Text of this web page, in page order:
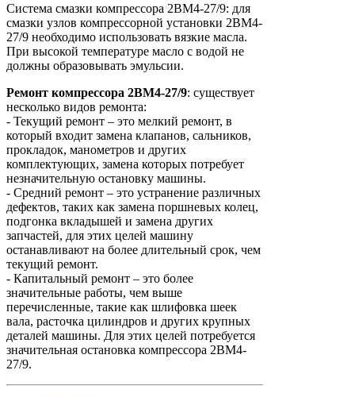
Система смазки компрессора 2ВМ4-27/9: для
смазки узлов компрессорной установки 2ВМ4-
27/9 необходимо использовать вязкие масла.
При высокой температуре масло с водой не
должны образовывать эмульсии.
Ремонт компрессора 2ВМ4-27/9: существует
несколько видов ремонта:
- Текущий ремонт – это мелкий ремонт, в
который входит замена клапанов, сальников,
прокладок, манометров и других
комплектующих, замена которых потребует
незначительную остановку машины.
- Средний ремонт – это устранение различных
дефектов, таких как замена поршневых колец,
подгонка вкладышей и замена других
запчастей, для этих целей машину
останавливают на более длительный срок, чем
текущий ремонт.
- Капитальный ремонт – это более
значительные работы, чем выше
перечисленные, такие как шлифовка шеек
вала, расточка цилиндров и других крупных
деталей машины. Для этих целей потребуется
значительная остановка компрессора 2ВМ4-
27/9.